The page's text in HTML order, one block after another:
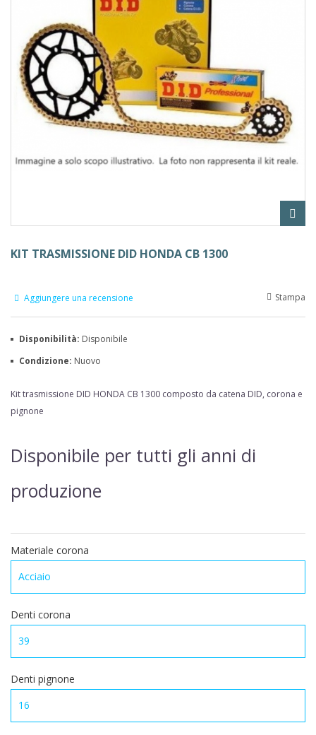
KIT TRASMISSIONE DID HONDA CB 1300
Aggiungere una recensione Stampa
Disponibilità: Disponibile
Condizione: Nuovo
Kit trasmissione DID HONDA CB 1300 composto da catena DID, corona e
pignone
Disponibile per tutti gli anni di
produzione
Materiale corona
Denti corona
Denti pignone